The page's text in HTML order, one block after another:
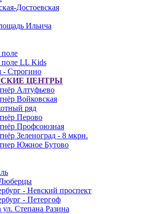
Достоевская
Ильича
LL Kids
Строгино
ЦЕНТРЫ
Алтуфьево
Войковская
ряд
Перово
Профсоюзная
Зеленоград - 8 мкрн.
Южное Бутово
- Невский проспект
- Петергоф
Степана Разина